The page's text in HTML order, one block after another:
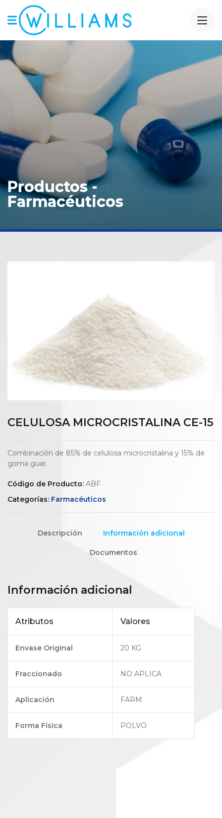
Productos -
Farmacéuticos
CELULOSA MICROCRISTALINA CE-15
Combinación de 85% de celulosa microcristalina y 15% de
goma guar.
Código de Producto: ABF
Categorías: Farmacéuticos
Descripción Información adicional
Documentos
Información adicional
Atributos Valores
Envase Original 20 KG
Fraccionado NO APLICA
Aplicación FARM
Forma Física POLVO